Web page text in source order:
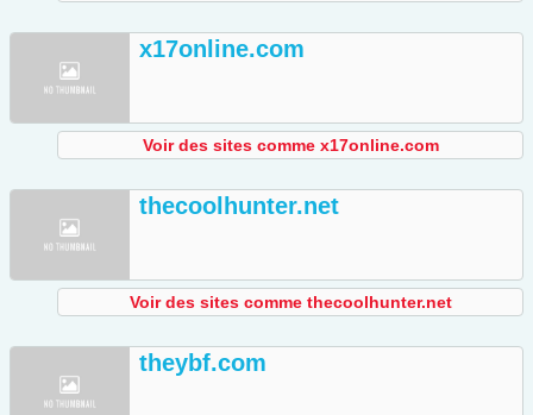
x17online.com
Voir des sites comme x17online.com
thecoolhunter.net
Voir des sites comme thecoolhunter.net
theybf.com